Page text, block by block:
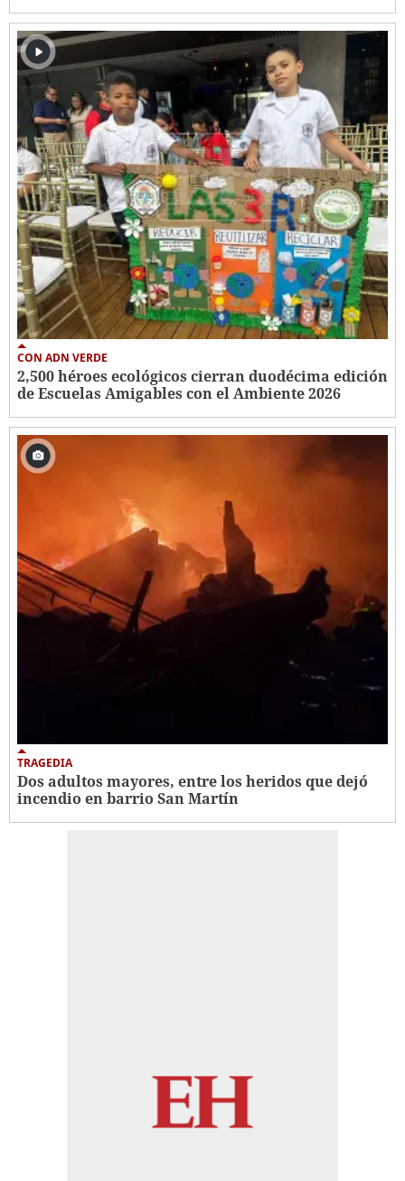
CON ADN VERDE
2,500 héroes ecológicos cierran duodécima edición
de Escuelas Amigables con el Ambiente 2026
TRAGEDIA
Dos adultos mayores, entre los heridos que dejó
incendio en barrio San Martín